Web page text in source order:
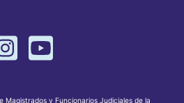
y Funcionarios Judiciales de la